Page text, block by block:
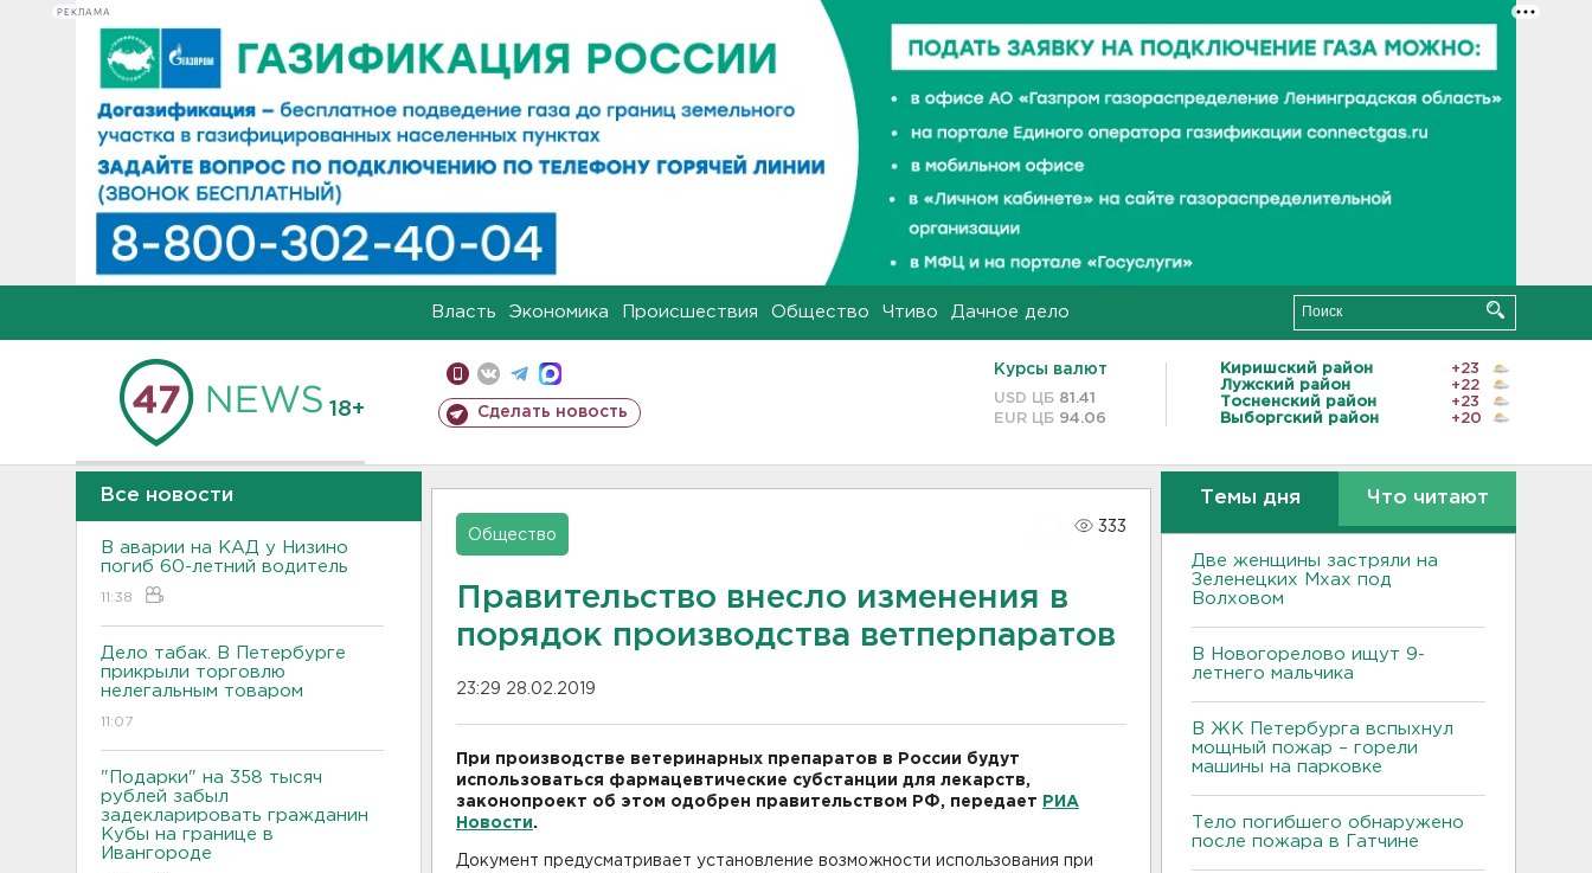
РЕКЛАМА
Власть Экономика Происшествия Общество Чтиво Дачное дело
18+ Сделать новость
Курсы валют
USD ЦБ 81.41
EUR ЦБ 94.06
Киришский район
+23
Лужский район
+22
Тосненский район
+23
Выборгский район
+20
Все новости
В аварии на КАД у Низино
погиб 60-летний водитель
11:38
Дело табак. В Петербурге
прикрыли торговлю
нелегальным товаром
11:07
"Подарки" на 358 тысяч
рублей забыл
задекларировать гражданин
Кубы на границе в
Ивангороде
Общество
333
Правительство внесло изменения в
порядок производства ветперпаратов
23:29 28.02.2019
При производстве ветеринарных препаратов в России будут
использоваться фармацевтические субстанции для лекарств,
законопроект об этом одобрен правительством РФ, передает
РИА
Новости.
Документ предусматривает установление возможности использования при
Темы дня Что читают
Две женщины застряли на
Зеленецких Мхах под
Волховом
В Новогорелово ищут 9-
летнего мальчика
В ЖК Петербурга вспыхнул
мощный пожар – горели
машины на парковке
Тело погибшего обнаружено
после пожара в Гатчине